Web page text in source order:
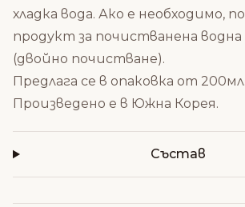
хладка вода. Ако е необходимо,
продукт за почистванена водна
(двойно почистване).
Предлага се в опаковка от 200мл.
Произведено е в Южна Корея.
Състав